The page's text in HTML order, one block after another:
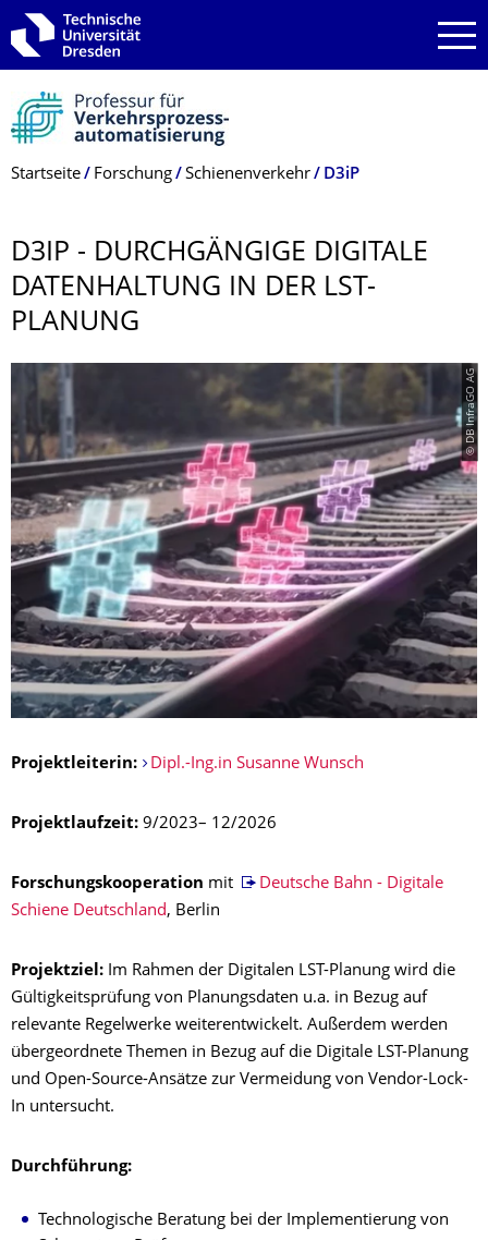
Zur Hauptnavigation springen
Zur Suche springen
Zum Inhalt springen
Breadcrumb-Menü
Startseite Forschung Schienenverkehr D3iP
D3IP - DURCHGÄNGIGE DIGITALE
DATENHALTUNG IN DER LST-
PLANUNG
© DB InfraGO AG
Projektleiterin: Dipl.-Ing.in Susanne Wunsch
Projektlaufzeit: 9/2023– 12/2026
Forschungskooperation mit
Deutsche Bahn - Digitale
Schiene Deutschland, Berlin
Projektziel: Im Rahmen der Digitalen LST-Planung wird die
Gültigkeitsprüfung von Planungsdaten u.a. in Bezug auf
relevante Regelwerke weiterentwickelt. Außerdem werden
übergeordnete Themen in Bezug auf die Digitale LST-Planung
und Open-Source-Ansätze zur Vermeidung von Vendor-Lock-
In untersucht.
Durchführung:
Technologische Beratung bei der Implementierung von